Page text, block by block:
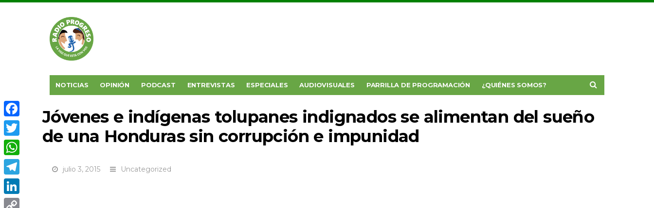
NOTICIAS OPINIÓN PODCAST ENTREVISTAS ESPECIALES AUDIOVISUALES PARRILLA DE PROGRAMACIÓN ¿QUIÉNES SOMOS?
Jóvenes e indígenas tolupanes indignados se alimentan del sueño
de una Honduras sin corrupción e impunidad
julio 3, 2015 Uncategorized
Facebook
Twitter
WhatsApp
Telegram
LinkedIn